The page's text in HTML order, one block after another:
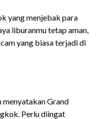
yang menjebak para
liburanmu tetap aman,
yang biasa terjadi di
menyatakan Grand
Perlu diingat